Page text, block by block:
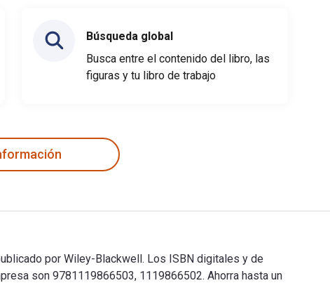
Búsqueda global
Busca entre el contenido del libro, las
figuras y tu libro de trabajo
por Wiley-Blackwell. Los ISBN digitales y de
son 9781119866503, 1119866502. Ahorra hasta un